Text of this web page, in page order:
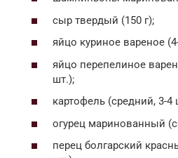
сыр твердый (150 г);
яйцо куриное вареное
яйцо перепелиное
шт.);
картофель (средний, 3-4
огурец маринованный
перец болгарский